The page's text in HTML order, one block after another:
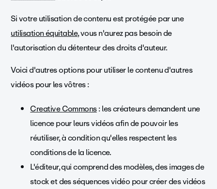
Si votre utilisation de contenu est protégée par une
utilisation équitable, vous n'aurez pas besoin de
l'autorisation du détenteur des droits d'auteur.
Voici d'autres options pour utiliser le contenu d'autres
vidéos pour les vôtres :
Creative Commons: les créateurs demandent une
licence pour leurs vidéos afin de pouvoir les
réutiliser, à condition qu'elles respectent les
conditions de la licence.
L'éditeur, qui comprend des modèles, des images de
stock et des séquences vidéo pour créer des vidéos